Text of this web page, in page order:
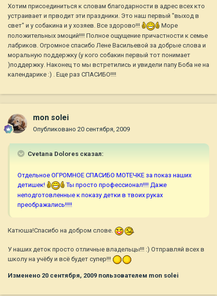
Хотим присоединиться к словам благодарности в адрес всех кто
устраивает и прводит эти праздники. Это наш первый "выход в
свет" и у собакина и у хозяев. Все здорово!!!
Море
положительных эмоций!!!! Полное ощущение причастности к семье
лабриков. Огромное спасибо Лене Васильевой за добрые слова и
моральную поддержку (у кого собакин первый тот понимает
)поддержку. Наконец то мы встретились и увидели папу Боба не на
календарике :) . Еще раз СПАСИБО!!!!
mon solei
Опубликовано 20 сентября, 2009
Cvetana Dolores сказал:
Отдельное ОГРОМНОЕ СПАСИБО МОТЕЧКЕ за показ наших
детишек!
Ты просто профессионал!!!! Даже
неподготовленные к показу детки в твоих руках
преображались!!!!!
Катюша!Спасибо на добром слове.
У наших деток просто отличные владельцы!!! :) Отправляй всех в
школу на учёбу и всё будет супер!!!
Изменено 20 сентября, 2009 пользователем mon solei